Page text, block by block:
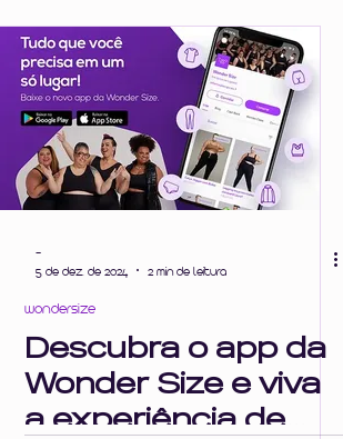
-
5 de dez. de 2024
2 min de leitura
wondersize
Descubra o app da
Wonder Size e viva
a experiência de